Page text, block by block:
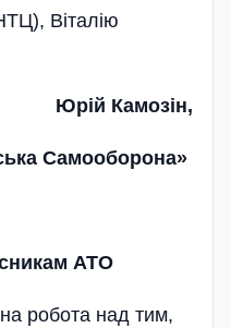
Віталію
Юрій Камозін,
Самооборона»
АТО
робота над тим,